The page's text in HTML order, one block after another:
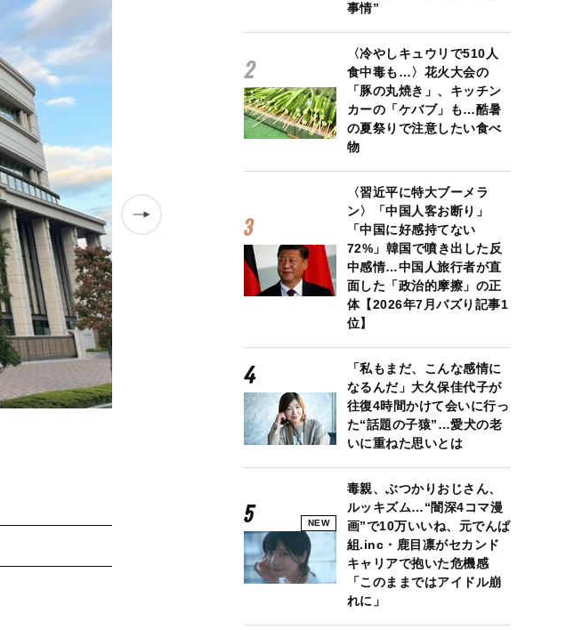
事情”
〈冷やしキュウリで510人
食中毒も…〉花火大会の
「豚の丸焼き」、キッチン
カーの「ケバブ」も…酷暑
の夏祭りで注意したい食べ
物
〈習近平に特大ブーメラ
ン〉「中国人客お断り」
「中国に好感持てない
72%」韓国で噴き出した反
中感情…中国人旅行者が直
面した「政治的摩擦」の正
体【2026年7月バズり記事1
位】
「私もまだ、こんな感情に
なるんだ」大久保佳代子が
往復4時間かけて会いに行っ
た“話題の子猿”…愛犬の老
いに重ねた思いとは
NEW
毒親、ぶつかりおじさん、
ルッキズム…“闇深4コマ漫
画”で10万いいね、元でんぱ
組.inc・鹿目凛がセカンド
キャリアで抱いた危機感
「このままではアイドル崩
れに」